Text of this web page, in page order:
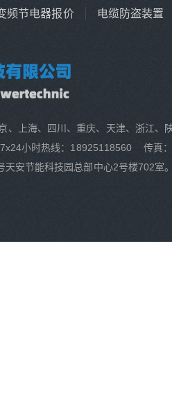
频节电器报价 电缆防盗装置
、上海、四川、重庆、天津、浙江
小时热线：18925118560 传真
天安节能科技园总部中心2号楼702室